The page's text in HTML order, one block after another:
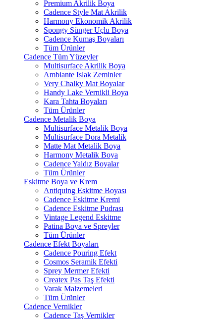
Premium Akrilik Boya
Cadence Style Mat Akrilik
Harmony Ekonomik Akrilik
Spongy Sünger Uçlu Boya
Cadence Kumaş Boyaları
Tüm Ürünler
Cadence Tüm Yüzeyler
Multisurface Akrilik Boya
Ambiante Islak Zeminler
Very Chalky Mat Boyalar
Handy Lake Vernikli Boya
Kara Tahta Boyaları
Tüm Ürünler
Cadence Metalik Boya
Multisurface Metalik Boya
Multisurface Dora Metalik
Matte Mat Metalik Boya
Harmony Metalik Boya
Cadence Yaldız Boyalar
Tüm Ürünler
Eskitme Boya ve Krem
Antiquing Eskitme Boyası
Cadence Eskitme Kremi
Cadence Eskitme Pudrası
Vintage Legend Eskitme
Patina Boya ve Spreyler
Tüm Ürünler
Cadence Efekt Boyaları
Cadence Pouring Efekt
Cosmos Seramik Efekti
Sprey Mermer Efekti
Createx Pas Taş Efekti
Varak Malzemeleri
Tüm Ürünler
Cadence Vernikler
Cadence Taş Vernikler